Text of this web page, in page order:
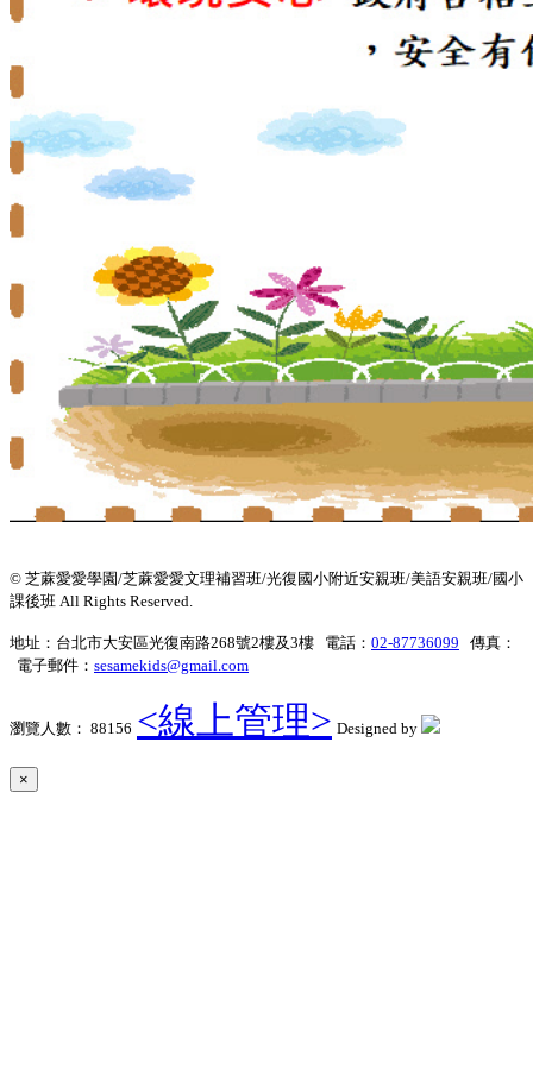
© 芝蔴愛愛學園/芝蔴愛愛文理補習班/光復國小附近安親班/美語安親班/國小
課後班 All Rights Reserved.
地址：台北市大安區光復南路268號2樓及3樓 電話： 02-87736099 傳真：
電子郵件： sesamekids@gmail.com
瀏覽人數： 88156 <線上管理> Designed by
×